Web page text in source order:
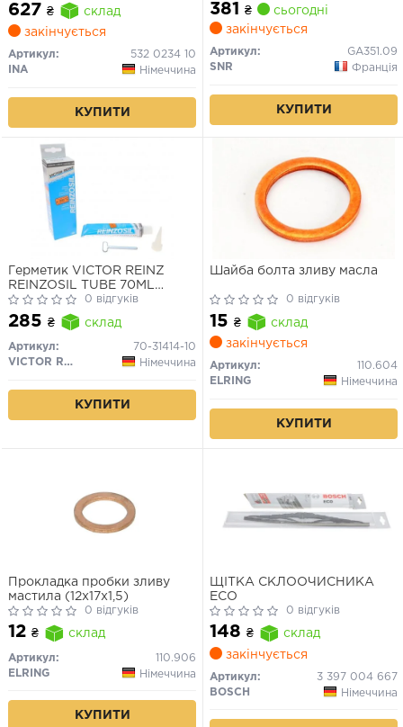
627 ₴
склад
закінчується
Артикул:
532 0234 10
INA
Німеччина
КУПИТИ
381 ₴
сьогодні
закінчується
Артикул:
GA351.09
SNR
Франція
КУПИТИ
Герметик VICTOR REINZ
REINZOSIL TUBE 70ML
-50/+300 (антрацит)
0 відгуків
285 ₴ склад
Артикул:
70-31414-10
VICTOR REINZ
Німеччина
КУПИТИ
Шайба болта зливу масла
0 відгуків
15 ₴
склад
закінчується
Артикул:
110.604
ELRING
Німеччина
КУПИТИ
Прокладка пробки зливу
мастила (12x17x1,5)
0 відгуків
12 ₴ склад
Артикул:
110.906
ELRING
Німеччина
КУПИТИ
ЩІТКА СКЛООЧИСНИКА
ECO
0 відгуків
148 ₴
склад
закінчується
Артикул:
3 397 004 667
BOSCH
Німеччина